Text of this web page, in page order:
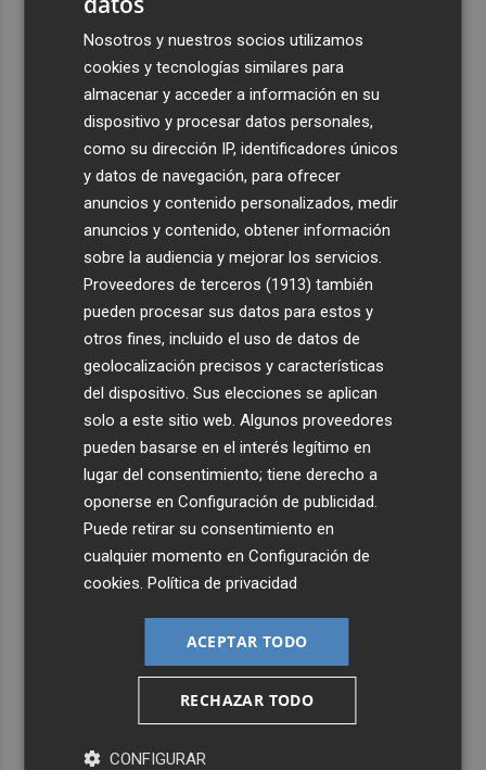
Nosotros y nuestros socios utilizamos
cookies y tecnologías similares para
almacenar y acceder a información en su
dispositivo y procesar datos personales,
como su dirección IP, identificadores únicos
y datos de navegación, para ofrecer
anuncios y contenido personalizados, medir
anuncios y contenido, obtener información
sobre la audiencia y mejorar los servicios.
Proveedores de terceros (1913) también
pueden procesar sus datos para estos y
otros fines, incluido el uso de datos de
geolocalización precisos y características
del dispositivo. Sus elecciones se aplican
solo a este sitio web. Algunos proveedores
pueden basarse en el interés legítimo en
lugar del consentimiento; tiene derecho a
oponerse enConfiguración de publicidad
Puede retirar su consentimiento en
cualquier momento enConfiguración de
cookies .Política de privacidad
ACEPTAR TODO
RECHAZAR TODO
CONFIGURAR